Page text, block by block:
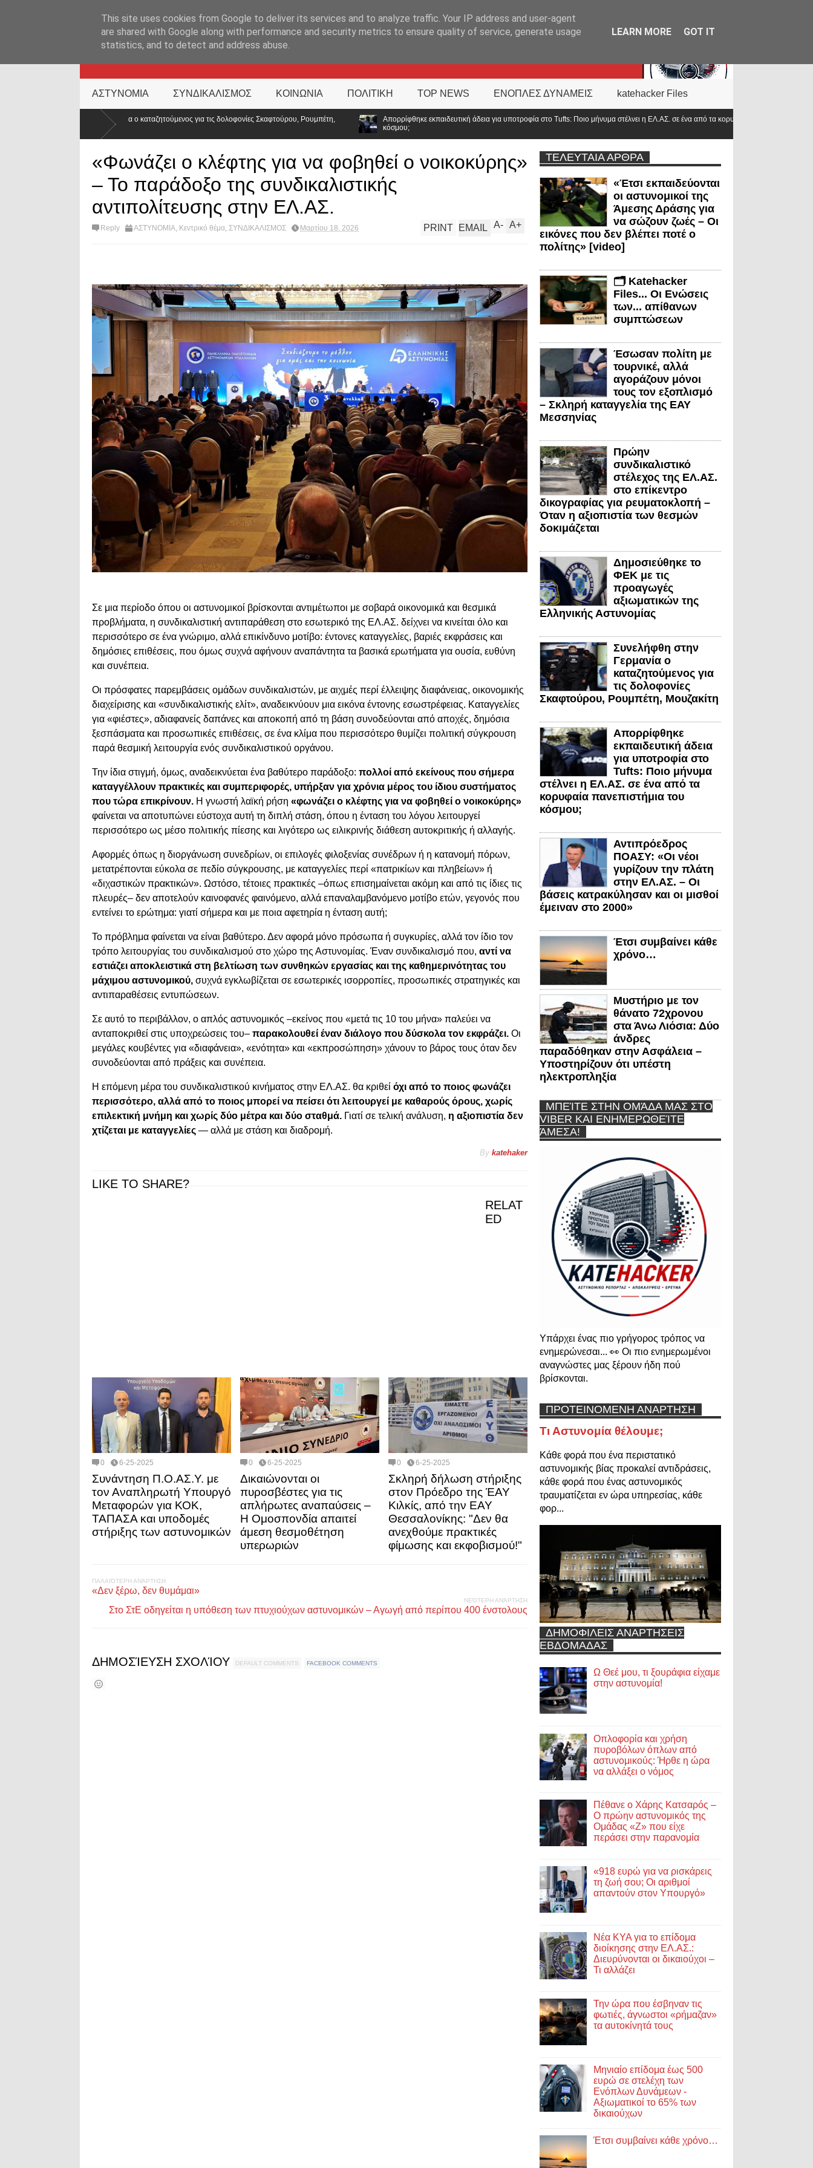
KATEHACKER
ΑΣΤΥΝΟΜΙΑ ΣΥΝΔΙΚΑΛΙΣΜΟΣ ΚΟΙΝΩΝΙΑ ΠΟΛΙΤΙΚΗ TOP NEWS ΕΝΟΠΛΕΣ ΔΥΝΑΜΕΙΣ katehacker Files
ο καταζητούμενος για τις δολοφονίες Σκαφτούρου, Ρουμπέτη,
Απορρίφθηκε εκπαιδευτική άδεια για υποτροφία στο Tufts: Ποιο μήνυμα στέλνει η ΕΛ.ΑΣ. σε ένα από τα κορυφαία πανεπιστήμια του
«Φωνάζει ο κλέφτης για να φοβηθεί ο νοικοκύρης»
– Το παράδοξο της συνδικαλιστικής
αντιπολίτευσης στην ΕΛ.ΑΣ.
Reply ΑΣΤΥΝΟΜΙΑ, Κεντρικό θέμα, ΣΥΝΔΙΚΑΛΙΣΜΟΣ Μαρτίου 18, 2026 A+
A-
PRINT EMAIL
Σε μια περίοδο όπου οι αστυνομικοί βρίσκονται αντιμέτωποι με σοβαρά οικονομικά και θεσμικά
προβλήματα, η συνδικαλιστική αντιπαράθεση στο εσωτερικό της ΕΛ.ΑΣ. δείχνει να κινείται όλο και
περισσότερο σε ένα γνώριμο, αλλά επικίνδυνο μοτίβο: έντονες καταγγελίες, βαριές εκφράσεις και
δημόσιες επιθέσεις, που όμως συχνά αφήνουν αναπάντητα τα βασικά ερωτήματα για ουσία, ευθύνη
και συνέπεια.
Οι πρόσφατες παρεμβάσεις ομάδων συνδικαλιστών, με αιχμές περί έλλειψης διαφάνειας, οικονομικής
διαχείρισης και «συνδικαλιστικής ελίτ», αναδεικνύουν μια εικόνα έντονης εσωστρέφειας. Καταγγελίες
για «φιέστες», αδιαφανείς δαπάνες και αποκοπή από τη βάση συνοδεύονται από αποχές, δημόσια
ξεσπάσματα και προσωπικές επιθέσεις, σε ένα κλίμα που περισσότερο θυμίζει πολιτική σύγκρουση
παρά θεσμική λειτουργία ενός συνδικαλιστικού οργάνου.
Την ίδια στιγμή, όμως, αναδεικνύεται ένα βαθύτερο παράδοξο: πολλοί από εκείνους που σήμερα
καταγγέλλουν πρακτικές και συμπεριφορές, υπήρξαν για χρόνια μέρος του ίδιου συστήματος
που τώρα επικρίνουν. Η γνωστή λαϊκή ρήση «φωνάζει ο κλέφτης για να φοβηθεί ο νοικοκύρης»
φαίνεται να αποτυπώνει εύστοχα αυτή τη διπλή στάση, όπου η ένταση του λόγου λειτουργεί
περισσότερο ως μέσο πολιτικής πίεσης και λιγότερο ως ειλικρινής διάθεση αυτοκριτικής ή αλλαγής.
Αφορμές όπως η διοργάνωση συνεδρίων, οι επιλογές φιλοξενίας συνέδρων ή η κατανομή πόρων,
μετατρέπονται εύκολα σε πεδίο σύγκρουσης, με καταγγελίες περί «πατρικίων και πληβείων» ή
«διχαστικών πρακτικών». Ωστόσο, τέτοιες πρακτικές –όπως επισημαίνεται ακόμη και από τις ίδιες τις
πλευρές– δεν αποτελούν καινοφανές φαινόμενο, αλλά επαναλαμβανόμενο μοτίβο ετών, γεγονός που
εντείνει το ερώτημα: γιατί σήμερα και με ποια αφετηρία η ένταση αυτή;
Το πρόβλημα φαίνεται να είναι βαθύτερο. Δεν αφορά μόνο πρόσωπα ή συγκυρίες, αλλά τον ίδιο τον
τρόπο λειτουργίας του συνδικαλισμού στο χώρο της Αστυνομίας. Έναν συνδικαλισμό που, αντί να
εστιάζει αποκλειστικά στη βελτίωση των συνθηκών εργασίας και της καθημερινότητας του
μάχιμου αστυνομικού, συχνά εγκλωβίζεται σε εσωτερικές ισορροπίες, προσωπικές στρατηγικές και
αντιπαραθέσεις εντυπώσεων.
Σε αυτό το περιβάλλον, ο απλός αστυνομικός –εκείνος που «μετά τις 10 του μήνα» παλεύει να
ανταποκριθεί στις υποχρεώσεις του– παρακολουθεί έναν διάλογο που δύσκολα τον εκφράζει. Οι
μεγάλες κουβέντες για «διαφάνεια», «ενότητα» και «εκπροσώπηση» χάνουν το βάρος τους όταν δεν
συνοδεύονται από πράξεις και συνέπεια.
Η επόμενη μέρα του συνδικαλιστικού κινήματος στην ΕΛ.ΑΣ. θα κριθεί όχι από το ποιος φωνάζει
περισσότερο, αλλά από το ποιος μπορεί να πείσει ότι λειτουργεί με καθαρούς όρους, χωρίς
επιλεκτική μνήμη και χωρίς δύο μέτρα και δύο σταθμά. Γιατί σε τελική ανάλυση, η αξιοπιστία δεν
χτίζεται με καταγγελίες — αλλά με στάση και διαδρομή.
By katehaker
LIKE TO SHARE?
RELAT
ED
0 6-25-2025
Συνάντηση Π.Ο.ΑΣ.Υ. με
τον Αναπληρωτή Υπουργό
Μεταφορών για ΚΟΚ,
ΤΑΠΑΣΑ και υποδομές
στήριξης των αστυνομικών
0 6-25-2025
Δικαιώνονται οι
πυροσβέστες για τις
απλήρωτες αναπαύσεις –
Η Ομοσπονδία απαιτεί
άμεση θεσμοθέτηση
υπερωριών
0 6-25-2025
Σκληρή δήλωση στήριξης
στον Πρόεδρο της ΈΑΥ
Κιλκίς, από την ΕΑΥ
Θεσσαλονίκης: "Δεν θα
ανεχθούμε πρακτικές
φίμωσης και εκφοβισμού!"
ΠΑΛΑΙΌΤΕΡΗ ΑΝΆΡΤΗΣΗ
«Δεν ξέρω, δεν θυμάμαι»
ΝΕΌΤΕΡΗ ΑΝΆΡΤΗΣΗ
Στο ΣτΕ οδηγείται η υπόθεση των πτυχιούχων αστυνομικών – Αγωγή από περίπου 400 ένστολους
ΔΗΜΟΣΊΕΥΣΗ ΣΧΟΛΊΟΥ DEFAULT COMMENTS FACEBOOK COMMENTS
ΤΕΛΕΥΤΑΙΑ ΑΡΘΡΑ
«Έτσι εκπαιδεύονται
οι αστυνομικοί της
Άμεσης Δράσης για
να σώζουν ζωές – Οι
εικόνες που δεν βλέπει ποτέ ο
πολίτης» [video]
🗂️ Katehacker
Files... Οι Ενώσεις
των... απίθανων
συμπτώσεων
Έσωσαν πολίτη με
τουρνικέ, αλλά
αγοράζουν μόνοι
τους τον εξοπλισμό
– Σκληρή καταγγελία της ΕΑΥ
Μεσσηνίας
Πρώην
συνδικαλιστικό
στέλεχος της ΕΛ.ΑΣ.
στο επίκεντρο
δικογραφίας για ρευματοκλοπή –
Όταν η αξιοπιστία των θεσμών
δοκιμάζεται
Δημοσιεύθηκε το
ΦΕΚ με τις
προαγωγές
αξιωματικών της
Ελληνικής Αστυνομίας
Συνελήφθη στην
Γερμανία ο
καταζητούμενος για
τις δολοφονίες
Σκαφτούρου, Ρουμπέτη, Μουζακίτη
Απορρίφθηκε
εκπαιδευτική άδεια
για υποτροφία στο
Tufts: Ποιο μήνυμα
στέλνει η ΕΛ.ΑΣ. σε ένα από τα
κορυφαία πανεπιστήμια του
κόσμου;
Αντιπρόεδρος
ΠΟΑΣΥ: «Οι νέοι
γυρίζουν την πλάτη
στην ΕΛ.ΑΣ. – Οι
βάσεις κατρακύλησαν και οι μισθοί
έμειναν στο 2000»
Έτσι συμβαίνει κάθε
χρόνο…
Μυστήριο με τον
θάνατο 72χρονου
στα Άνω Λιόσια: Δύο
άνδρες
παραδόθηκαν στην Ασφάλεια –
Υποστηρίζουν ότι υπέστη
ηλεκτροπληξία
ΜΠΕΊΤΕ ΣΤΗΝ ΟΜΆΔΑ ΜΑΣ ΣΤΟ
VIBER ΚΑΙ ΕΝΗΜΕΡΩΘΕΊΤΕ
ΆΜΕΣΑ!
Υπάρχει ένας πιο γρήγορος τρόπος να
ενημερώνεσαι... 👀 Οι πιο ενημερωμένοι
αναγνώστες μας ξέρουν ήδη πού
βρίσκονται.
ΠΡΟΤΕΙΝΟΜΕΝΗ ΑΝΑΡΤΗΣΗ
Τι Αστυνομία θέλουμε;
Κάθε φορά που ένα περιστατικό
αστυνομικής βίας προκαλεί αντιδράσεις,
κάθε φορά που ένας αστυνομικός
τραυματίζεται εν ώρα υπηρεσίας, κάθε
φορ...
ΔΗΜΟΦΙΛΕΙΣ ΑΝΑΡΤΗΣΕΙΣ
ΕΒΔΟΜΑΔΑΣ
Ω Θεέ μου, τι ξουράφια είχαμε
στην αστυνομία!
Οπλοφορία και χρήση
πυροβόλων όπλων από
αστυνομικούς: Ήρθε η ώρα
να αλλάξει ο νόμος
Πέθανε ο Χάρης Κατσαρός –
Ο πρώην αστυνομικός της
Ομάδας «Ζ» που είχε
περάσει στην παρανομία
«918 ευρώ για να ρισκάρεις
τη ζωή σου; Οι αριθμοί
απαντούν στον Υπουργό»
Νέα ΚΥΑ για το επίδομα
διοίκησης στην ΕΛ.ΑΣ.:
Διευρύνονται οι δικαιούχοι –
Τι αλλάζει
Την ώρα που έσβηναν τις
φωτιές, άγνωστοι «ρήμαζαν»
τα αυτοκίνητά τους
Μηνιαίο επίδομα έως 500
ευρώ σε στελέχη των
Ενόπλων Δυνάμεων -
Αξιωματικοί το 65% των
δικαιούχων
Έτσι συμβαίνει κάθε χρόνο…
This site uses cookies from Google to deliver its services and to analyze traffic. Your IP address and user-agent
are shared with Google along with performance and security metrics to ensure quality of service, generate usage
statistics, and to detect and address abuse.
LEARN MORE GOT IT